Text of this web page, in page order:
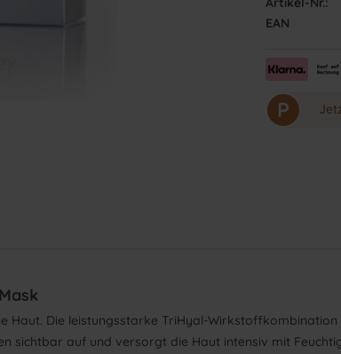
EAN
P
Haut. Die leistungsstarke TriHyal-
sichtbar auf und versorgt die Haut intensiv mit